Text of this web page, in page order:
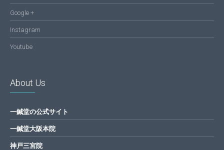
Google +
Instagram
Youtube
About Us
一鍼堂の公式サイト
一鍼堂大阪本院
神戸三宮院